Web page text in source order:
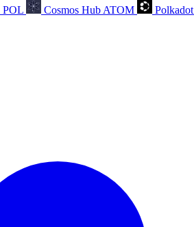
POL Cosmos Hub ATOM Polkadot